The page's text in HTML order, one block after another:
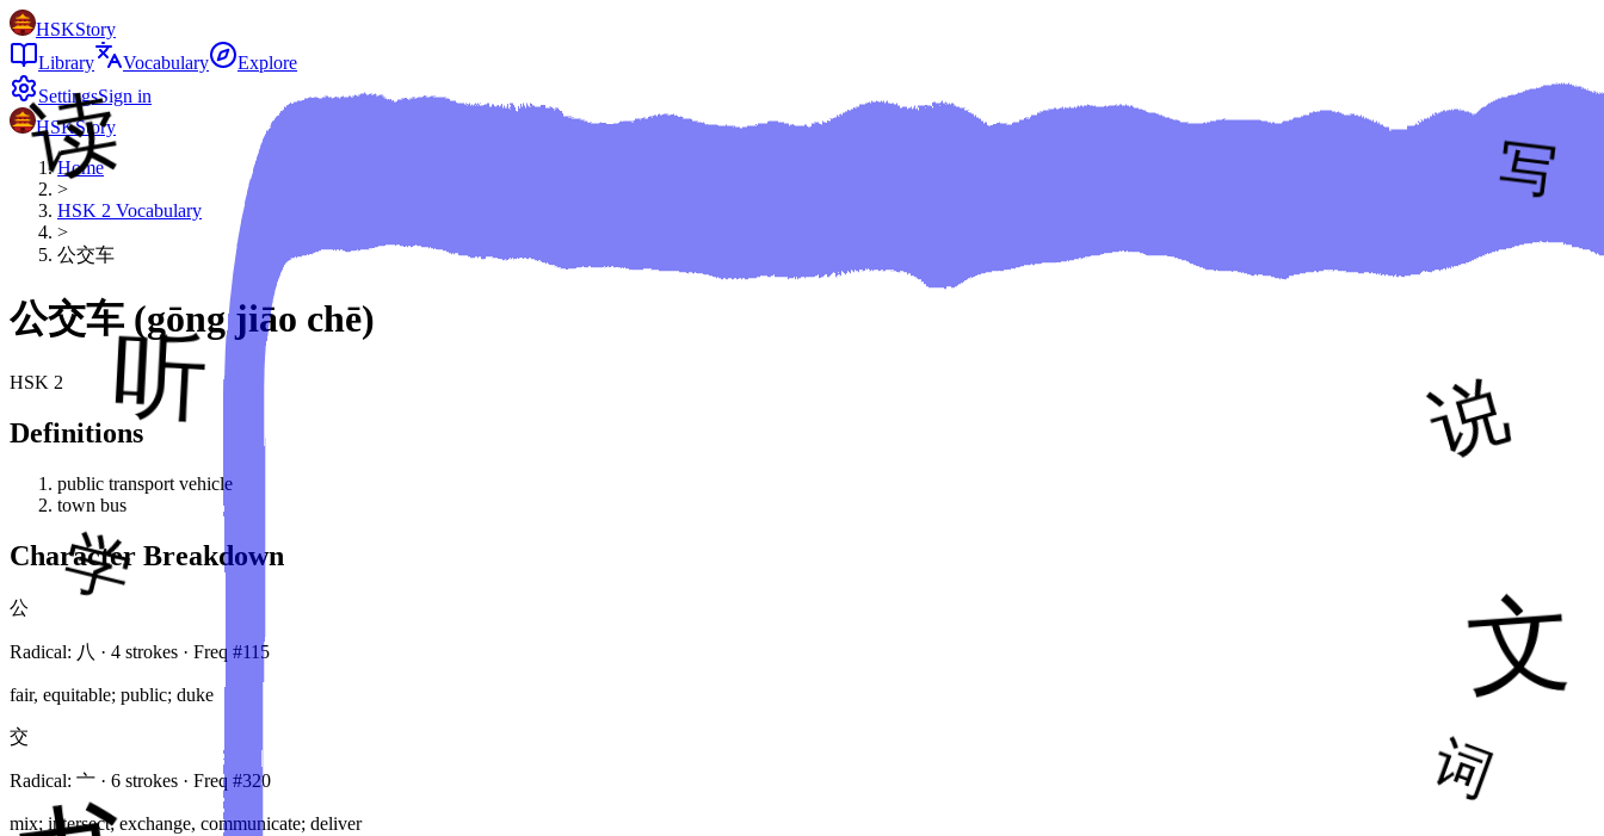
HSKStory
Library
Vocabulary
Explore
SettingsSign in
HSKStory
Home
>
HSK 2 Vocabulary
>
公交车
公交车 (gōng jiāo chē)
HSK 2
Definitions
public transport vehicle
town bus
Character Breakdown
公
Radical: 八 · 4 strokes · Freq #115
fair, equitable; public; duke
交
Radical: 亠 · 6 strokes · Freq #320
mix; intersect; exchange, communicate; deliver